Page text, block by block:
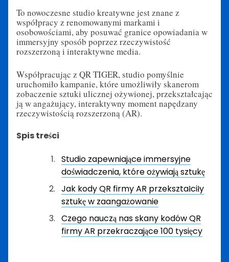
To nowoczesne studio kreatywne jest znane z
współpracy z renomowanymi markami i
osobowościami, aby posuwać granice opowiadania w
immersyjny sposób poprzez rzeczywistość
rozszerzoną i interaktywne media.
Współpracując z QR TIGER, studio pomyślnie
uruchomiło kampanie, które umożliwiły skanerom
zobaczenie sztuki ulicznej ożywionej, przekształcając
ją w angażujący, interaktywny moment napędzany
rzeczywistością rozszerzoną (AR).
Spis treści
Studio zapewniające immersyjne
doświadczenia, które ożywiają sztukę
Jak kody QR firmy AR przekształciły
sztukę w zaangażowanie
Czego nauczą nas skany kodów QR
firmy AR przekraczające 100 tysięcy